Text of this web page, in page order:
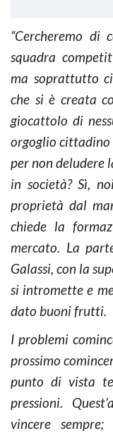
“Cercheremo di
squadra
ma soprattutto
che si è creata
giocattolo di
orgoglio
per non deludere
in società? Sì,
proprietà dal
chiede la
mercato. La
Galassi, con la
si intromette e
dato buoni frutti.
I problemi
prossimo
punto di vista
pressioni.
vincere